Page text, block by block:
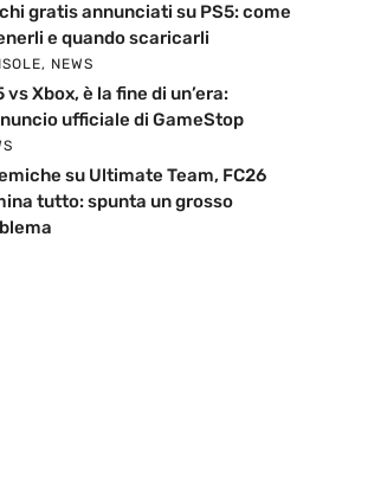
gratis annunciati su PS5: come
e quando scaricarli
, NEWS
vs Xbox, è la fine di un’era:
ufficiale di GameStop
su Ultimate Team, FC26
tutto: spunta un grosso